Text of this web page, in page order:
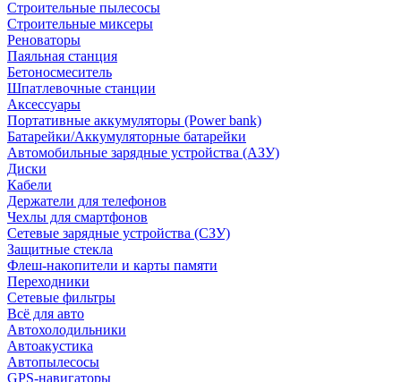
Строительные пылесосы
Строительные миксеры
Реноваторы
Паяльная станция
Бетоносмеситель
Шпатлевочные станции
Аксессуары
Портативные аккумуляторы (Power bank)
Батарейки/Аккумуляторные батарейки
Автомобильные зарядные устройства (АЗУ)
Диски
Кабели
Держатели для телефонов
Чехлы для смартфонов
Сетевые зарядные устройства (СЗУ)
Защитные стекла
Флеш-накопители и карты памяти
Переходники
Сетевые фильтры
Всё для авто
Автохолодильники
Автоакустика
Автопылесосы
GPS-навигаторы